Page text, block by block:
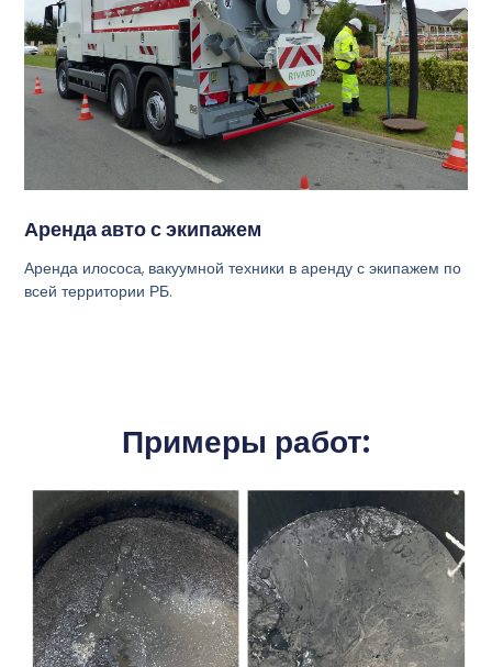
Аренда авто с экипажем
Аренда илососа, вакуумной техники в аренду с экипажем по
всей территории РБ.
Примеры работ: